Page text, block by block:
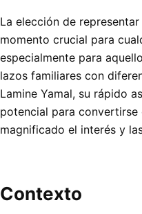
La elección de
momento crucial para
especialmente para
lazos familiares con
Lamine Yamal, su rápido
potencial para convertirse
magnificado el interés y
Contexto